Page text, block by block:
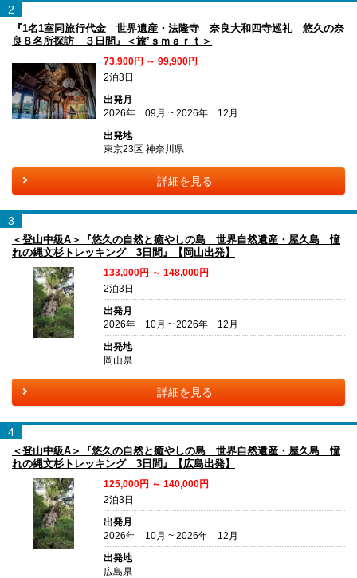
2
『1名1室同旅行代金 世界遺産・法隆寺 奈良大和四寺巡礼 悠久の奈
良８名所探訪 ３日間』＜旅’ｓｍａｒｔ＞
73,900円 ～ 99,900円
2泊3日
出発月
2026年 09月 ~ 2026年 12月
出発地
東京23区 神奈川県
詳細を見る
3
＜登山中級A＞『悠久の自然と癒やしの島 世界自然遺産・屋久島 憧
れの縄文杉トレッキング 3日間』【岡山出発】
133,000円 ～ 148,000円
2泊3日
出発月
2026年 10月 ~ 2026年 12月
出発地
岡山県
詳細を見る
4
＜登山中級A＞『悠久の自然と癒やしの島 世界自然遺産・屋久島 憧
れの縄文杉トレッキング 3日間』【広島出発】
125,000円 ～ 140,000円
2泊3日
出発月
2026年 10月 ~ 2026年 12月
出発地
広島県